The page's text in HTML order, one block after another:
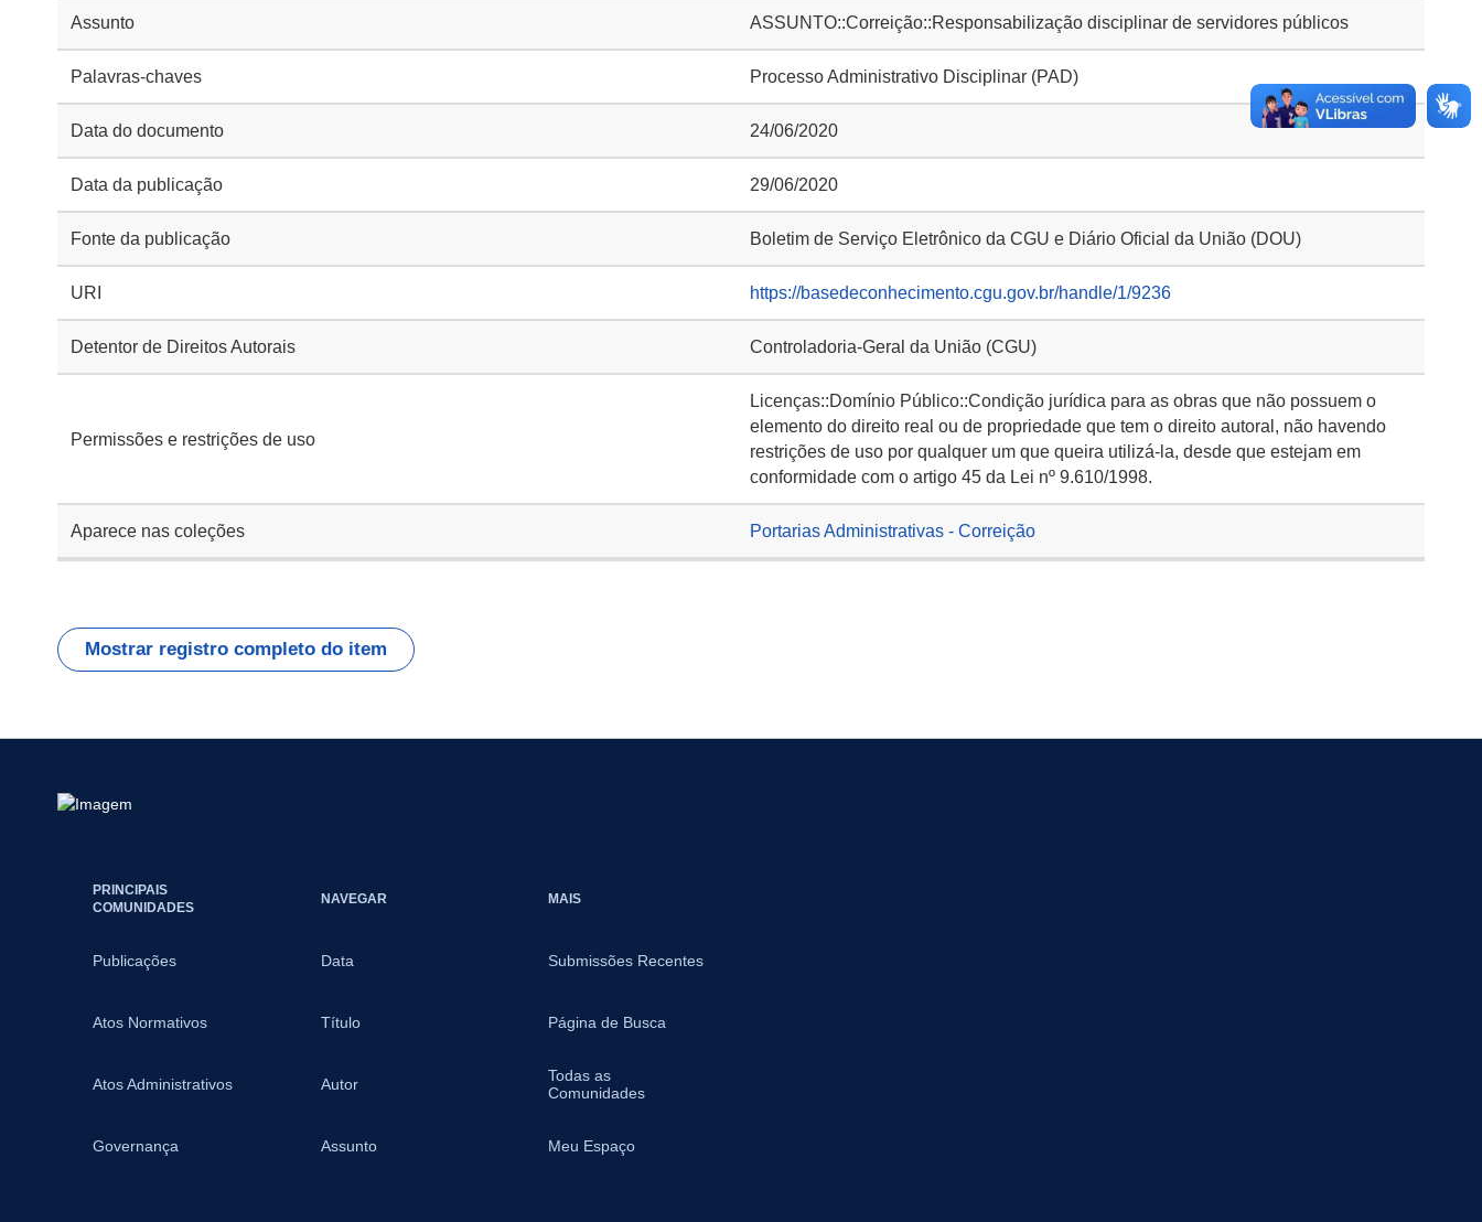
Assunto ASSUNTO::Correição::Responsabilização disciplinar de servidores públicos
Palavras-chaves Processo Administrativo Disciplinar (PAD)
Data do documento 24/06/2020
Data da publicação 29/06/2020
Fonte da publicação Boletim de Serviço Eletrônico da CGU e Diário Oficial da União (DOU)
URI https://basedeconhecimento.cgu.gov.br/handle/1/9236
Detentor de Direitos Autorais Controladoria-Geral da União (CGU)
Permissões e restrições de uso
Licenças::Domínio Público::Condição jurídica para as obras que não possuem o
elemento do direito real ou de propriedade que tem o direito autoral, não havendo
restrições de uso por qualquer um que queira utilizá-la, desde que estejam em
conformidade com o artigo 45 da Lei nº 9.610/1998.
Aparece nas coleções Portarias Administrativas - Correição
Mostrar registro completo do item
PRINCIPAIS
COMUNIDADES
Publicações
Atos Normativos
Atos Administrativos
Governança
NAVEGAR
Data
Título
Autor
Assunto
MAIS
Submissões Recentes
Página de Busca
Todas as
Comunidades
Meu Espaço